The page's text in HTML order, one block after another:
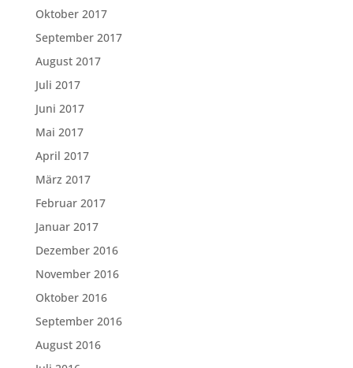
Oktober 2017
September 2017
August 2017
Juli 2017
Juni 2017
Mai 2017
April 2017
März 2017
Februar 2017
Januar 2017
Dezember 2016
November 2016
Oktober 2016
September 2016
August 2016